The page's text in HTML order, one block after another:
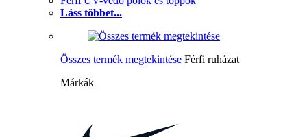
Láss többet...
Összes termék megtekintése Férfi ruházat
Márkák